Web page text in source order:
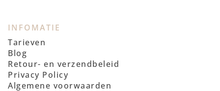
INFOMATIE
Tarieven
Blog
Retour- en verzendbeleid
Privacy Policy
Algemene voorwaarden